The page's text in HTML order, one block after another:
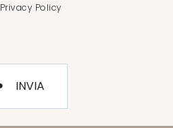
Privacy Policy
INVIA